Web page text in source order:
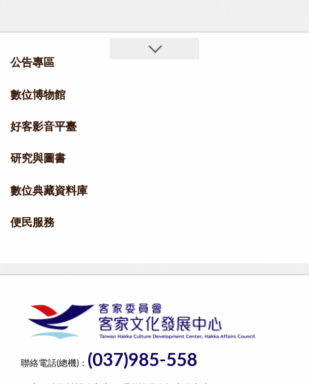
公告專區
數位博物館
好客影音平臺
研究與圖書
數位典藏資料庫
便民服務
聯絡電話(總機)： (037)985-558